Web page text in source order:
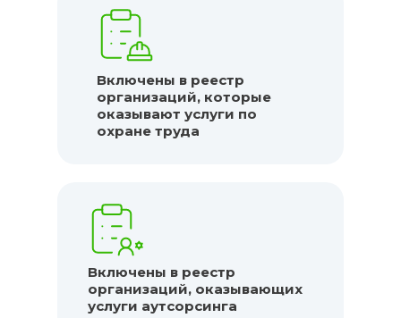
Включены в реестр
организаций, которые
оказывают услуги по
охране труда
Включены в реестр
организаций, оказывающих
услуги аутсорсинга